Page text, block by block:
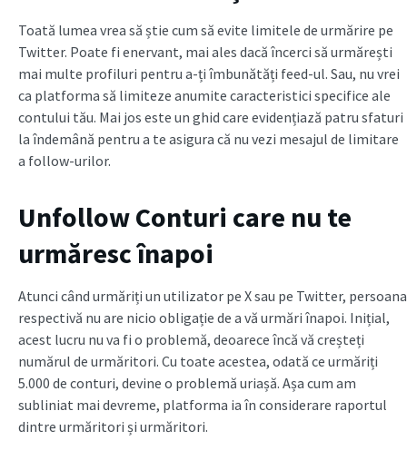
Toată lumea vrea să știe cum să evite limitele de urmărire pe
Twitter. Poate fi enervant, mai ales dacă încerci să urmărești
mai multe profiluri pentru a-ți îmbunătăți feed-ul. Sau, nu vrei
ca platforma să limiteze anumite caracteristici specifice ale
contului tău. Mai jos este un ghid care evidențiază patru sfaturi
la îndemână pentru a te asigura că nu vezi mesajul de limitare
a follow-urilor.
Unfollow Conturi care nu te
urmăresc înapoi
Atunci când urmăriți un utilizator pe X sau pe Twitter, persoana
respectivă nu are nicio obligație de a vă urmări înapoi. Inițial,
acest lucru nu va fi o problemă, deoarece încă vă creșteți
numărul de urmăritori. Cu toate acestea, odată ce urmăriți
5.000 de conturi, devine o problemă uriașă. Așa cum am
subliniat mai devreme, platforma ia în considerare raportul
dintre urmăritori și urmăritori.